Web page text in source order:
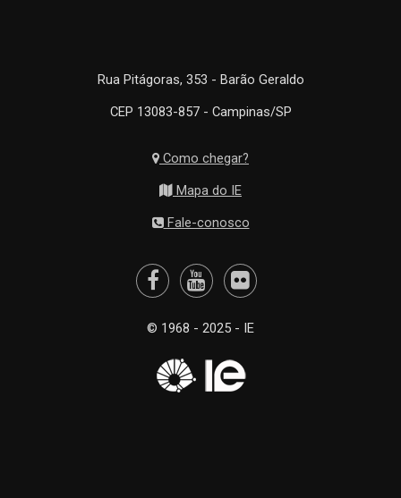
Rua Pitágoras, 353 - Barão Geraldo
CEP 13083-857 - Campinas/SP
Como chegar?
Mapa do IE
Fale-conosco
© 1968 - 2025 - IE